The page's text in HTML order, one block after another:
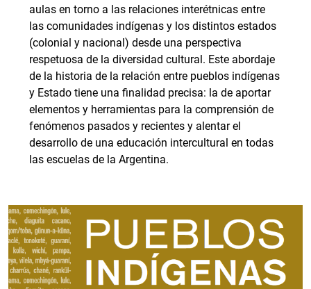
aulas en torno a las relaciones interétnicas entre
las comunidades indígenas y los distintos estados
(colonial y nacional) desde una perspectiva
respetuosa de la diversidad cultural. Este abordaje
de la historia de la relación entre pueblos indígenas
y Estado tiene una finalidad precisa: la de aportar
elementos y herramientas para la comprensión de
fenómenos pasados y recientes y alentar el
desarrollo de una educación intercultural en todas
las escuelas de la Argentina.